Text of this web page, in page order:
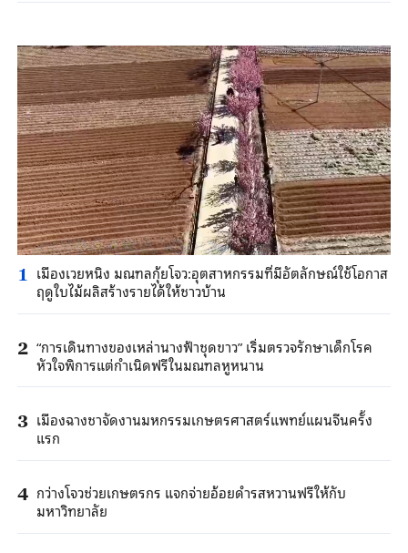
1 เมืองเวยหนิง มณฑลกุ้ยโจว:อุตสาหกรรมที่มีอัตลักษณ์ใช้โอกาส
ฤดูใบไม้ผลิสร้างรายได้ให้ชาวบ้าน
2 “การเดินทางของเหล่านางฟ้าชุดขาว” เริ่มตรวจรักษาเด็กโรค
หัวใจพิการแต่กำเนิดฟรีในมณฑลหูหนาน
3 เมืองฉางชาจัดงานมหกรรมเกษตรศาสตร์แพทย์แผนจีนครั้ง
แรก
4 กว่างโจวช่วยเกษตรกร แจกจ่ายอ้อยดำรสหวานฟรีให้กับ
มหาวิทยาลัย